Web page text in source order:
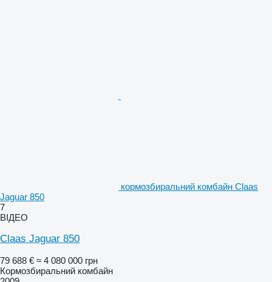
кормозбиральний комбайн Claas
Jaguar 850
7
ВІДЕО
Claas Jaguar 850
79 688 € ≈ 4 080 000 грн
Кормозбиральний комбайн